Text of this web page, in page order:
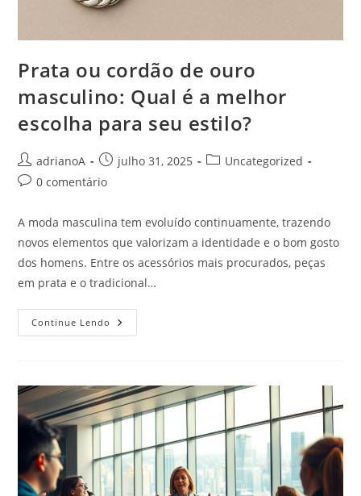
Prata ou cordão de ouro
masculino: Qual é a melhor
escolha para seu estilo?
Autor
do
adrianoA
Post
publicado:
julho 31, 2025
Categoria
Uncategorized
Comentários
post:
0 comentário
A moda masculina tem evoluído continuamente, trazendo
novos elementos que valorizam a identidade e o bom gosto
dos homens. Entre os acessórios mais procurados, peças
em prata e o tradicional…
Continue Lendo Prata
Ou
Qual
É
A
Melhor
Para
Seu
Estilo?